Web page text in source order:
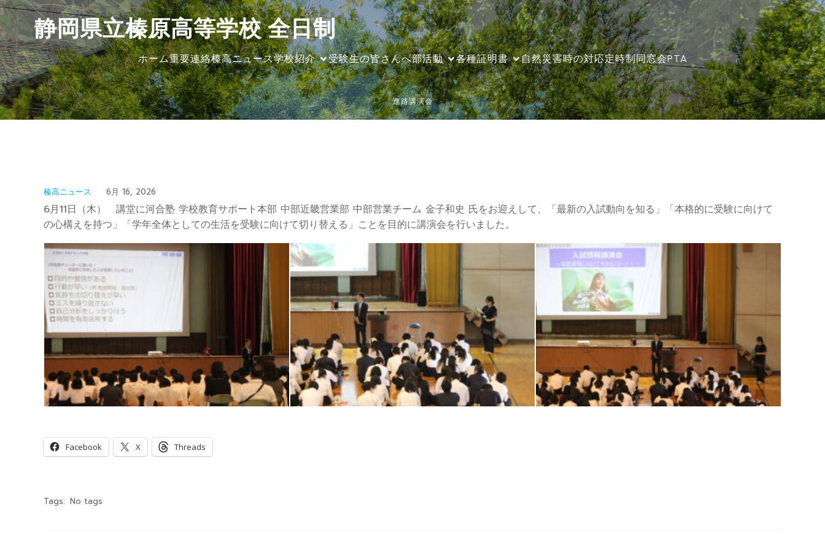
静岡県立榛原高等学校 全日制
ホーム重要連絡榛高ニュース学校紹介 受験生の皆さんへ部活動 各種証明書 自然災害時の対応定時制同窓会PTA
進路講演会
榛高ニュース 6月 16, 2026
6月11日（木） 講堂に河合塾 学校教育サポート本部 中部近畿営業部 中部営業チーム 金子和史 氏をお迎えして、「最新の入試動向を知る」「本格的に受験に向けて
の心構えを持つ」「学年全体としての生活を受験に向けて切り替える」ことを目的に講演会を行いました。
Facebook X Threads
Tags: No tags